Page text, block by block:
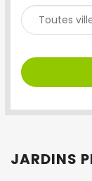
JARDINS